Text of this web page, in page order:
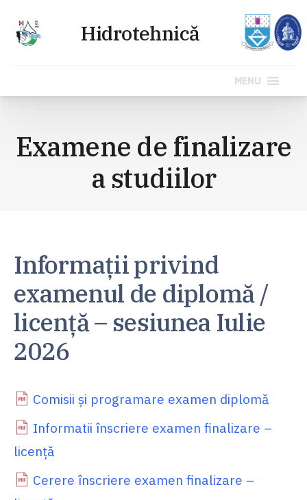
conținut
MENU
Examene de finalizare
a studiilor
Informații privind
examenul de diplomă /
licență – sesiunea Iulie
2026
Comisii și programare examen diplomă
Informatii înscriere examen finalizare –
licență
Cerere înscriere examen finalizare –